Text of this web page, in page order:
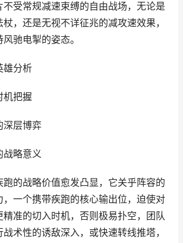
受常规减速束缚的自由战场，无论是
，还是无视不详征兆的减攻速效果，
驰电掣的姿态。
雄分析
机把握
深层博弈
战略意义
的战略价值愈发凸显，它关乎阵容的
，一个携带疾跑的核心输出位，迫使对
精准的切入时机，否则极易扑空，团队
术性的诱敌深入，或快速转线推塔，